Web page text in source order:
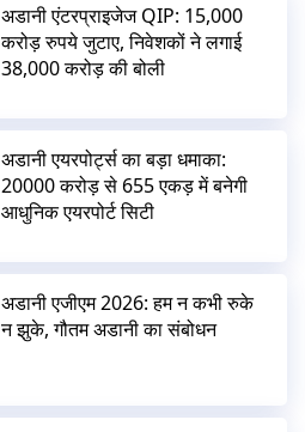
अडानी एंटरप्राइजेज QIP: 15,000
करोड़ रुपये जुटाए, निवेशकों ने लगाई
38,000 करोड़ की बोली
अडानी एयरपोर्ट्स का बड़ा धमाका:
20000 करोड़ से 655 एकड़ में बनेगी
आधुनिक एयरपोर्ट सिटी
अडानी एजीएम 2026: हम न कभी रुके
न झुके, गौतम अडानी का संबोधन